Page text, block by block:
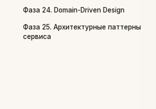
Фаза 24. Domain-Driven Design
Фаза 25. Архитектурные паттерны
сервиса